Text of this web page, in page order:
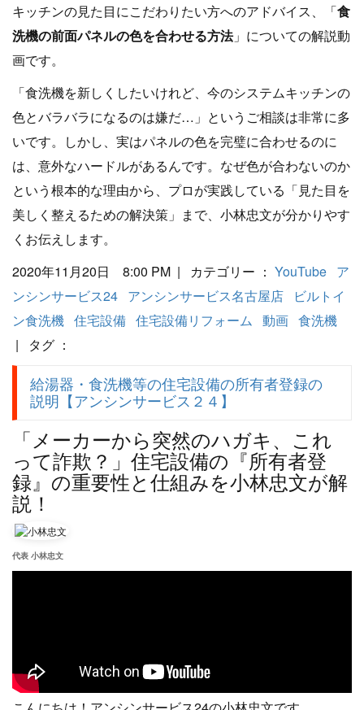
キッチンの見た目にこだわりたい方へのアドバイス、「食
洗機の前面パネルの色を合わせる方法」についての解説動
画です。
「食洗機を新しくしたいけれど、今のシステムキッチンの
色とバラバラになるのは嫌だ…」というご相談は非常に多
いです。しかし、実はパネルの色を完璧に合わせるのに
は、意外なハードルがあるんです。なぜ色が合わないのか
という根本的な理由から、プロが実践している「見た目を
美しく整えるための解決策」まで、小林忠文が分かりやす
くお伝えします。
2020年11月20日 8:00 PM | カテゴリー ： YouTube ア
ンシンサービス24 アンシンサービス名古屋店
ビルトイ
ン食洗機 住宅設備 住宅設備リフォーム 動画 食洗機
| タグ ：
給湯器・食洗機等の住宅設備の所有者登録の
説明【アンシンサービス２４】
「メーカーから突然のハガキ、これ
って詐欺？」住宅設備の『所有者登
録』の重要性と仕組みを小林忠文が解
説！
代表 小林忠文